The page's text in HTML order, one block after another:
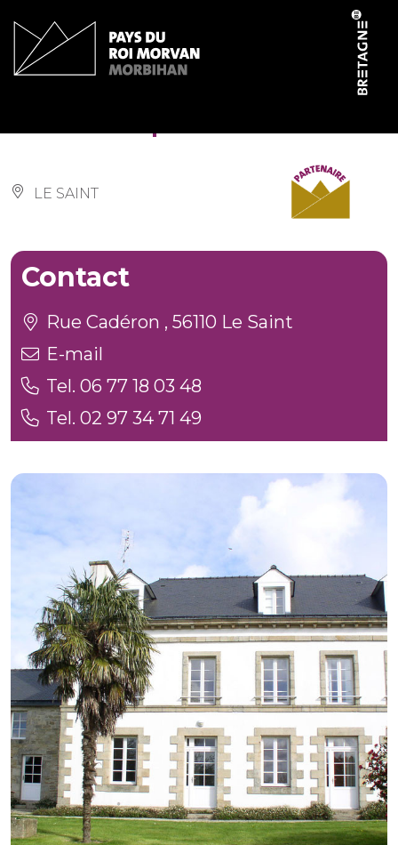
LE SAINT
Contact
Rue Cadéron , 56110 Le Saint
E-mail
Tel. 06 77 18 03 48
Tel. 02 97 34 71 49